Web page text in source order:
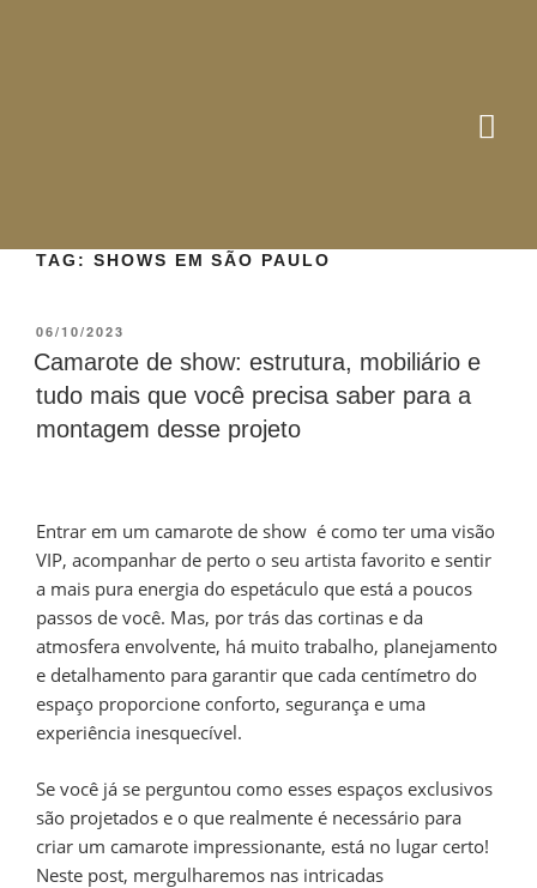
TAG: SHOWS EM SÃO PAULO
06/10/2023
Camarote de show: estrutura, mobiliário e
tudo mais que você precisa saber para a
montagem desse projeto
Entrar em um camarote de show é como ter uma visão
VIP, acompanhar de perto o seu artista favorito e sentir
a mais pura energia do espetáculo que está a poucos
passos de você. Mas, por trás das cortinas e da
atmosfera envolvente, há muito trabalho, planejamento
e detalhamento para garantir que cada centímetro do
espaço proporcione conforto, segurança e uma
experiência inesquecível.
Se você já se perguntou como esses espaços exclusivos
são projetados e o que realmente é necessário para
criar um camarote impressionante, está no lugar certo!
Neste post, mergulharemos nas intricadas